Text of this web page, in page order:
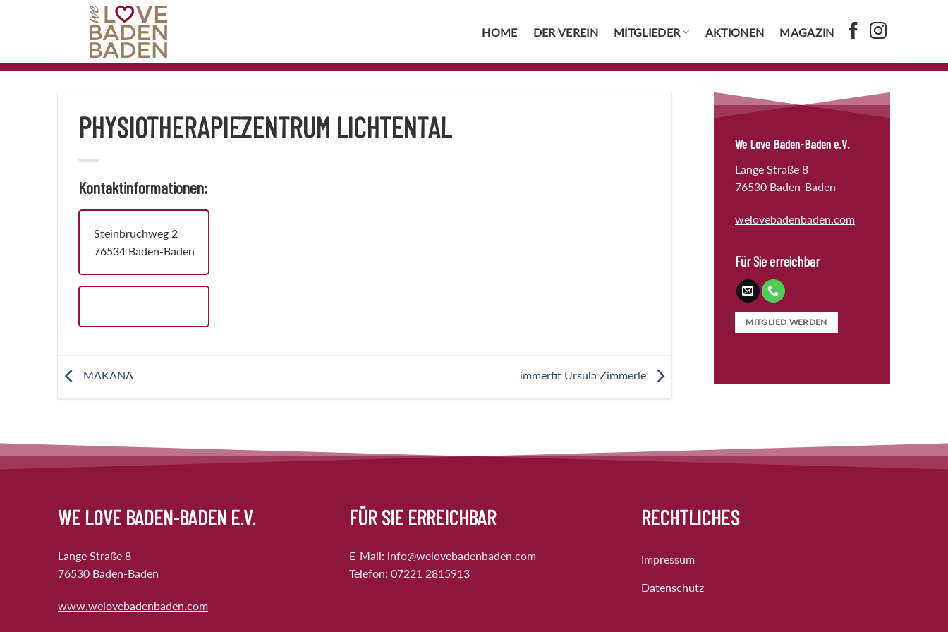
HOME DER VEREIN MITGLIEDER AKTIONEN MAGAZIN
PHYSIOTHERAPIEZENTRUM LICHTENTAL
Kontaktinformationen:
Steinbruchweg 2
76534 Baden-Baden
MAKANA immerfit Ursula Zimmerle
We Love Baden-Baden e.V.
Lange Straße 8
76530 Baden-Baden
welovebadenbaden.com
Für Sie erreichbar
MITGLIED WERDEN
WE LOVE BADEN-BADEN E.V.
Lange Straße 8
76530 Baden-Baden
www.welovebadenbaden.com
FÜR SIE ERREICHBAR
E-Mail: info@welovebadenbaden.com
Telefon:07221 2815913
RECHTLICHES
Impressum
Datenschutz